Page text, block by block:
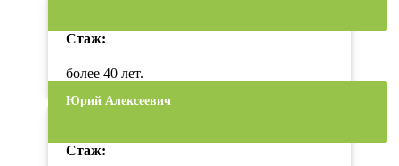
Стаж:
более 40 лет.
Юрий Алексеевич
Стаж: